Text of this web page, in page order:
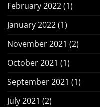
February 2022(1)
January 2022(1)
November 2021 (2)
October 2021 (1)
September 2021 (1)
July 2021 (2)